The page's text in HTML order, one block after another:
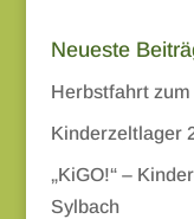
Neueste
Herbstfahrt
Kinderzeltlager
„KiGO!“ –
Sylbach